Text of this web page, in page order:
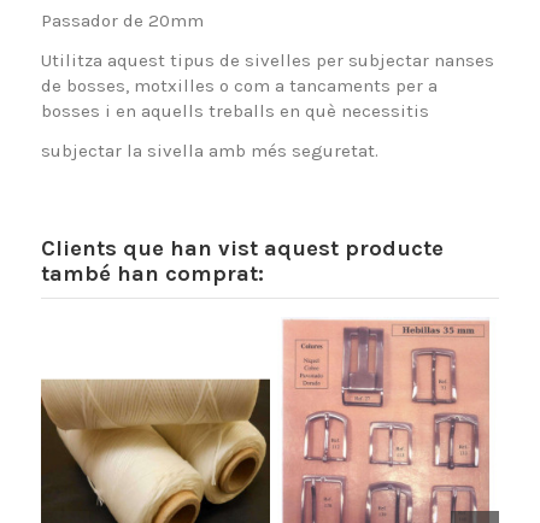
Passador de 20mm
Utilitza aquest tipus de sivelles per subjectar nanses
de bosses, motxilles o com a tancaments per a
bosses i en aquells treballs en què necessitis
subjectar la sivella amb més seguretat.
Clients que han vist aquest producte
també han comprat: